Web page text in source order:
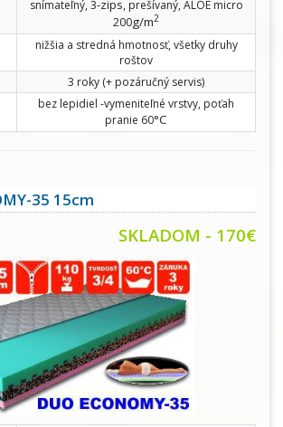
snímateľný, 3-zips, prešívaný, ALOE micro
200g/m2
nižšia a stredná hmotnosť, všetky druhy
roštov
3 roky (+ pozáručný servis)
bez lepidiel -vymeniteľné vrstvy, poťah
pranie 60°C
35 15cm
SKLADOM - 170€